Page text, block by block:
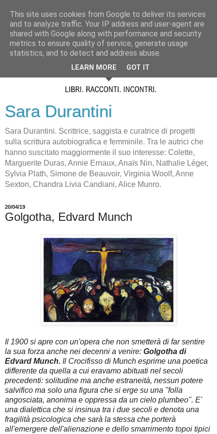
Sara Durantini
Sara Durantini. Scrittrice, saggista e curatrice di progetti
sulla scrittura autobiografica e femminile. Tra le autrici che
hanno suscitato maggiormente il suo interesse: Colette,
Marguerite Duras, Annie Ernaux, Anaïs Nin, Nathalie Léger,
Sylvia Plath, Simone de Beauvoir, Virginia Woolf, Anne
Sexton, Chandra Livia Candiani, Alice Munro.
20/04/19
Golgotha, Edvard Munch
Il 1900 si apre con un'opera che non smetterà di far sentire
la sua forza anche nei decenni a venire: Golgotha di
Edvard Munch. Il Crocifisso di Munch esprime una poetica
differente da quella a cui eravamo abituati nel secoli
precedenti: solitudine ma anche estraneità, nessun potere
salvifico ma solo una figura che si erge su una "folla
angosciata, anonima e oppressa da un cielo plumbeo". E'
una dialettica che si insinua tra i due secoli e denota una
fragilità psicologica che sarà la stessa che porterà
all'emergere dell'alienazione e dello smarrimento topoi tipici
This site uses cookies from Google to deliver its services
and to analyze traffic. Your IP address and user-agent are
shared with Google along with performance and security
metrics to ensure quality of service, generate usage
statistics, and to detect and address abuse.
LEARN MORE GOT IT